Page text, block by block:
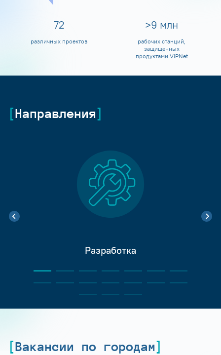
80
различных проектов
>10 млн
рабочих станций,
защищенных
продуктами ViPNet
Направления
Разработка
Вакансии по городам